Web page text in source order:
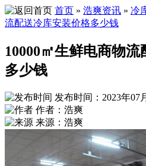
首页 » 浩爽资讯 » 冷
流配送冷库安装价格多少钱
10000㎡生鲜电商物
多少钱
发布时间：2023年07
作者：浩爽
来源：浩爽